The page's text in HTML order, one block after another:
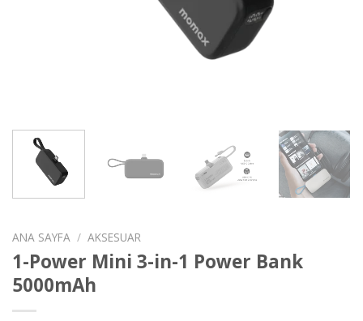
ANA SAYFA / AKSESUAR
1-Power Mini 3-in-1 Power Bank
5000mAh